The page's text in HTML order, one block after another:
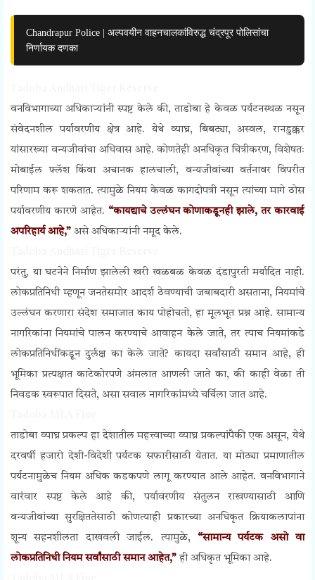
Chandrapur Police | अल्पवयीन वाहनचालकांविरुद्ध चंद्रपूर पोलिसांचा
निर्णायक दणका
वनविभागाच्या अधिकाऱ्यांनी स्पष्ट केले की, ताडोबा हे केवळ पर्यटनस्थळ नसून
संवेदनशील पर्यावरणीय क्षेत्र आहे. येथे व्याघ्र, बिबट्या, अस्वल, रानडुक्कर
यांसारख्या वन्यजीवांचा अधिवास आहे. कोणतेही अनधिकृत चित्रीकरण, विशेषतः
मोबाईल फ्लॅश किंवा अचानक हालचाली, वन्यजीवांच्या वर्तनावर विपरीत
परिणाम करू शकतात. त्यामुळे नियम केवळ कागदोपत्री नसून त्यांच्या मागे ठोस
पर्यावरणीय कारणे आहेत. “कायद्याचे उल्लंघन कोणाकडूनही झाले, तर कारवाई
अपरिहार्य आहे,” असे अधिकाऱ्यांनी नमूद केले.
परंतु, या घटनेने निर्माण झालेली खरी खळबळ केवळ दंडापुरती मर्यादित नाही.
लोकप्रतिनिधी म्हणून जनतेसमोर आदर्श ठेवण्याची जबाबदारी असताना, नियमांचे
उल्लंघन करणारा संदेश समाजात काय पोहोचतो, हा मूलभूत प्रश्न आहे. सामान्य
नागरिकांना नियमांचे पालन करण्याचे आवाहन केले जाते, तर त्याच नियमांकडे
लोकप्रतिनिधींकडून दुर्लक्ष का केले जाते? कायदा सर्वांसाठी समान आहे, ही
भूमिका प्रत्यक्षात काटेकोरपणे अंमलात आणली जाते का, की काही वेळा ती
निवडक स्वरूपात दिसते, असा सवाल नागरिकांमध्ये चर्चिला जात आहे.
ताडोबा व्याघ्र प्रकल्प हा देशातील महत्त्वाच्या व्याघ्र प्रकल्पांपैकी एक असून, येथे
दरवर्षी हजारो देशी-विदेशी पर्यटक सफारीसाठी येतात. या मोठ्या प्रमाणातील
पर्यटनामुळेच नियम अधिक कडकपणे लागू करण्यात आले आहेत. वनविभागाने
वारंवार स्पष्ट केले आहे की, पर्यावरणीय संतुलन राखण्यासाठी आणि
वन्यजीवांच्या सुरक्षिततेसाठी कोणत्याही प्रकारच्या अनधिकृत क्रियाकलापांना
शून्य सहनशीलता दाखवली जाईल. त्यामुळे, “सामान्य पर्यटक असो वा
लोकप्रतिनिधी नियम सर्वांसाठी समान आहेत,” ही अधिकृत भूमिका आहे.